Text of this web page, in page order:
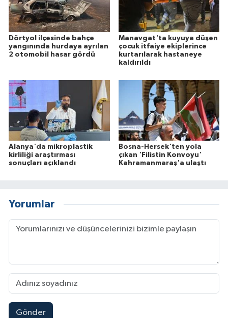
Dörtyol ilçesinde bahçe
yangınında hurdaya ayrılan
2 otomobil hasar gördü
Manavgat'ta kuyuya düşen
çocuk itfaiye ekiplerince
kurtarılarak hastaneye
kaldırıldı
Alanya'da mikroplastik
kirliliği araştırması
sonuçları açıklandı
Bosna-Hersek'ten yola
çıkan 'Filistin Konvoyu'
Kahramanmaraş'a ulaştı
Yorumlar
Gönder